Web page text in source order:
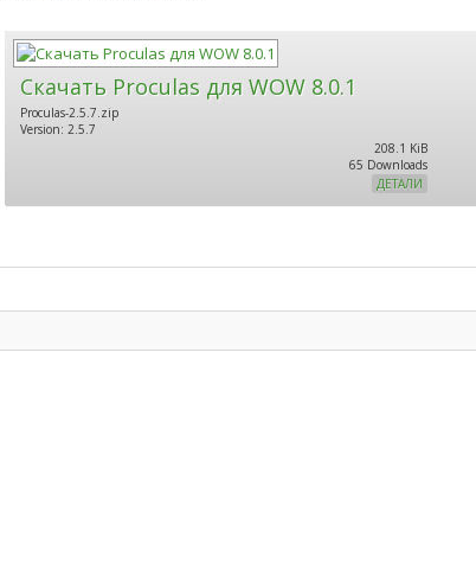
Скачать Proculas для WOW 8.0.1
Proculas-2.5.7.zip
Version: 2.5.7
208.1 KiB
65 Downloads
ДЕТАЛИ